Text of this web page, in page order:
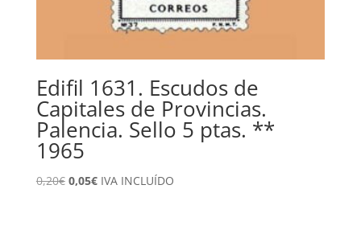
Edifil 1631. Escudos de
Capitales de Provincias.
Palencia. Sello 5 ptas. **
1965
0,20€ El
0,05€ElIVA INCLUÍDO